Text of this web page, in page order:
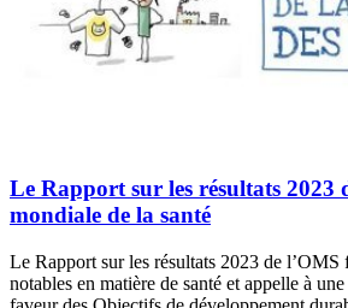
Le Rapport sur les résultats 2023
mondiale de la santé
Le Rapport sur les résultats 2023 de l’OMS
notables en matière de santé et appelle à